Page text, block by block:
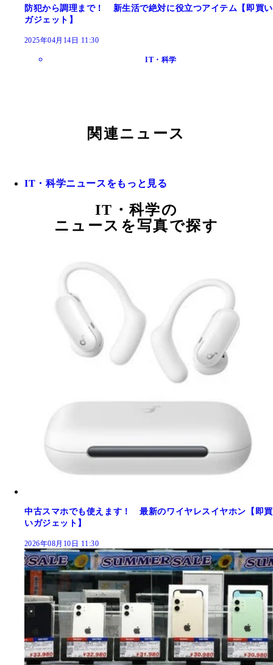
防犯から調理まで！ 新生活で絶対に役立つアイテム【即買い
ガジェット】
2025年04月14日 11:30
IT・科学
関連ニュース
IT・科学ニュースをもっと見る
IT・科学の
ニュースを写真で探す
中古スマホでも使えます！ 最新のワイヤレスイヤホン【即買
いガジェット】
2026年08月10日 11:30